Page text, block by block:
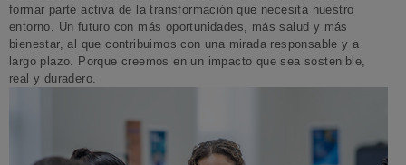
formar parte activa de la transformación que necesita nuestro
entorno. ​ Un futuro con más oportunidades, más salud y más
bienestar, al que contribuimos con una mirada responsable y a
largo plazo. Porque creemos en un impacto que sea sostenible,
real y duradero.